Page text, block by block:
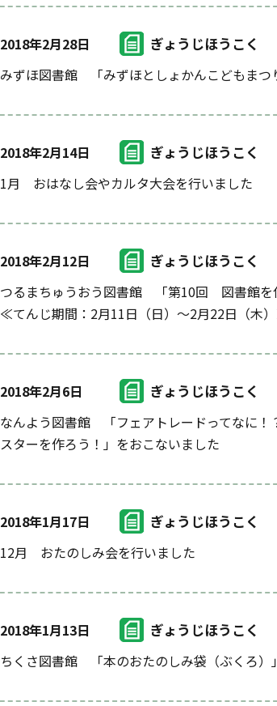
2018年2月28日 ぎょうじほうこく
みずほ図書館 「みずほとしょかんこどもまつ
2018年2月14日 ぎょうじほうこく
1月 おはなし会やカルタ大会を行いました
2018年2月12日 ぎょうじほうこく
つるまちゅうおう図書館 「第10回 図書館を
≪てんじ期間：2月11日（日）～2月22日（木
2018年2月6日 ぎょうじほうこく
なんよう図書館 「フェアトレードってなに
スターを作ろう！」をおこないました
2018年1月17日 ぎょうじほうこく
12月 おたのしみ会を行いました
2018年1月13日 ぎょうじほうこく
ちくさ図書館 「本のおたのしみ袋（ぶくろ）